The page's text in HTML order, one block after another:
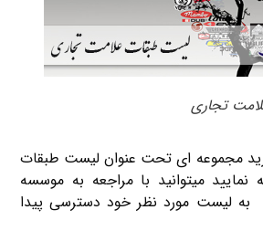
تجاری
مجموعه ای تحت عنوان لیست طبقات
نمایید میتوانید با مراجعه به موسسه
به لیست مورد نظر خود دسترسی پیدا